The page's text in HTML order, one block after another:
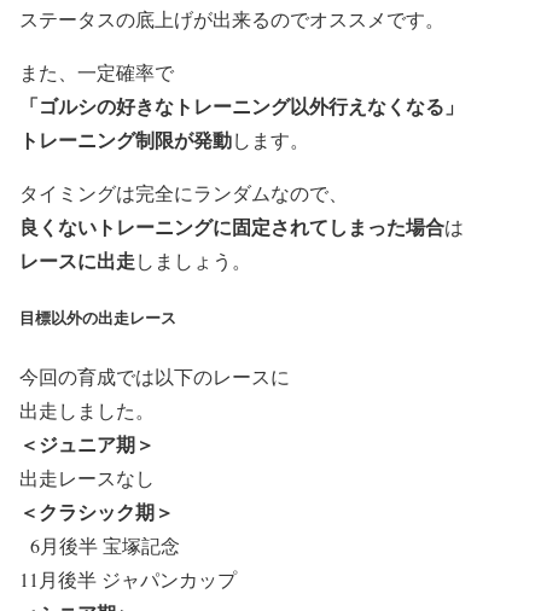
ステータスの底上げが出来るのでオススメです。
また、一定確率で
「ゴルシの好きなトレーニング以外行えなくなる」
トレーニング制限が発動します。
タイミングは完全にランダムなので、
良くないトレーニングに固定されてしまった場合は
レースに出走しましょう。
目標以外の出走レース
今回の育成では以下のレースに
出走しました。
＜ジュニア期＞
出走レースなし
＜クラシック期＞
6月後半 宝塚記念
11月後半 ジャパンカップ